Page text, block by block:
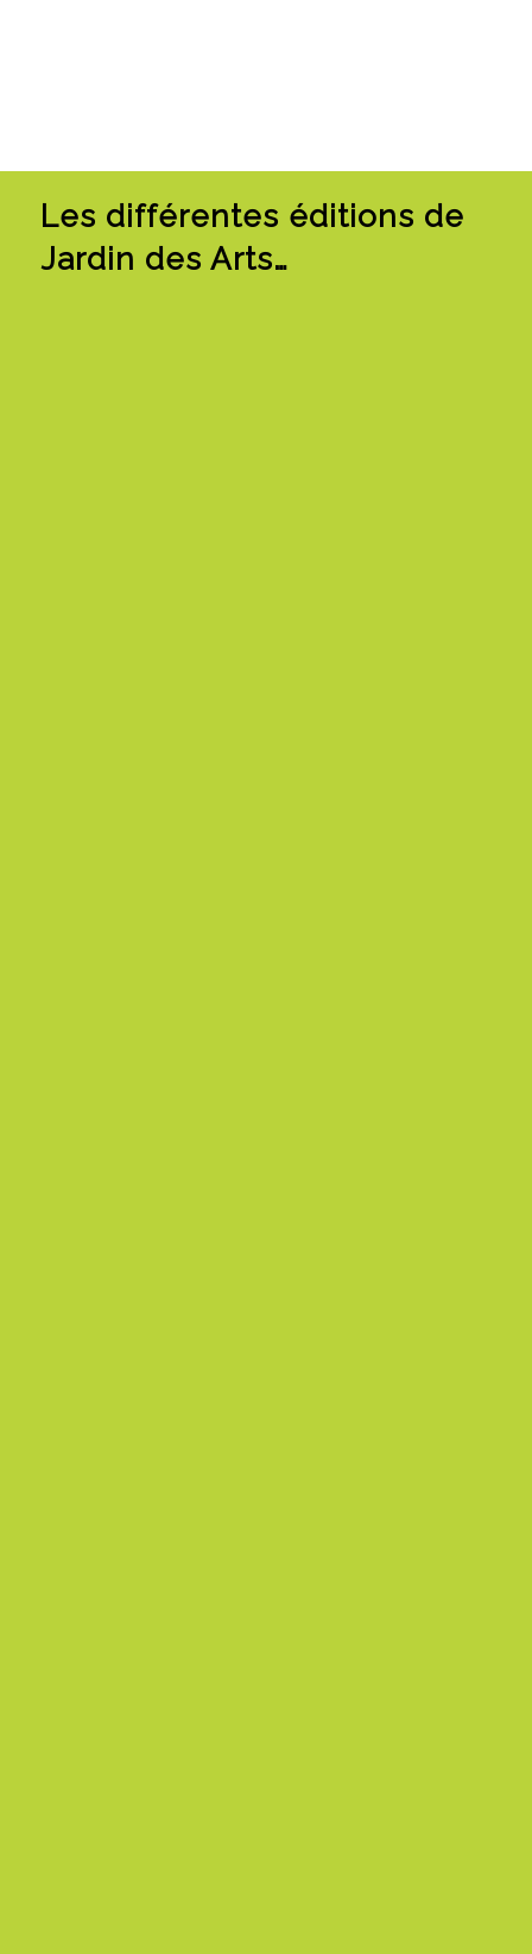
Les différentes éditions de
Jardin des Arts…